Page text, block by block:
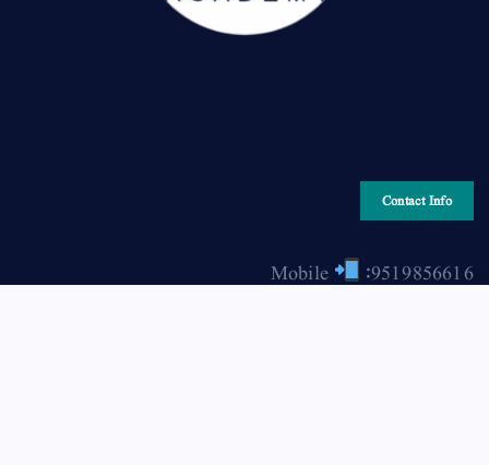
Contact Info
Mobile
:9519856616